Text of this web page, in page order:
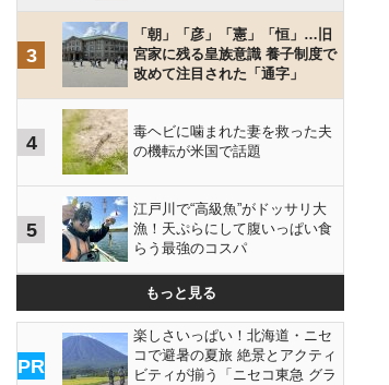
3
「朝」「彦」「憲」「恒」…旧
宮家に残る皇族意識 養子制度で
改めて注目された「通字」
4
毒ヘビに噛まれた妻を救った夫
の機転が米国で話題
5
江戸川で“高級魚”がドッサリ大
漁！天ぷらにして腹いっぱい食
らう最強のコスパ
もっと見る
PR
楽しさいっぱい！北海道・ニセ
コで避暑の夏旅 絶景とアクティ
ビティが揃う「ニセコ東急 グラ